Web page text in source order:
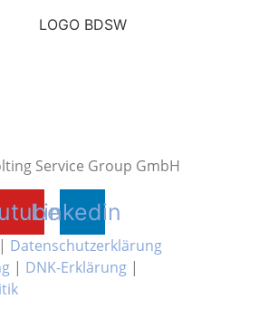
Service Group GmbH
Linkedin
| Datenschutzerklärung
| DNK-Erklärung |